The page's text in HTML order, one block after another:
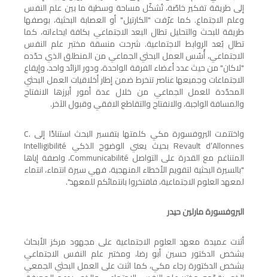
إلى طريقة تفكير خاصّة، تُشكّل مساحة وسطية ما بين علم النفس
وعلم الاجتماع. كما عرّفت "الكارتيل" أو العصابة البحثية، بوصفها
طريقة للبحث والتحليل تطال البعد الاجتماعي بكافة ايحاءاته، كما
تطال بُعد الروابط الاجتماعية. شرحت منسقة مختبر علم النفس
الاجتماعي، أُسُس العمل البحثي الجماعي من المنطلق الذي حدّده
"لاكان" من حيث عدد أعضاء الفرقة الواحدة، ودور الزائد واحد، وإيقاع
الاجتماعات وجميعها عناصر تنخرط ضمن إطار أخلاقيات العمل البحثي
المحدّدة للعمل الجماعي من خلال عدة أمور أبرزها الانفتاح
والمسافة الواجبة، والانفتاح والتقاطع الافقي وقبول الآخر.
واختتمت البروفسورة مكي كلمتها بتفسير البحث استنادًا إلى C.
Revault d’Allonnes بحيث يعني الوضوح الذكي Intelligibilité
المتناغم مع القدرة على التواصل Communicabilité، واصفة إياها
"بالسيرة البحثية لتقويم الأخطاء المنهجية، فهي سيرة انتماء، انتماء
لمعهد العلوم الاجتماعية، فافتخروا بانتمائكم للمعهد".
البروفسورة مارلين حيدر
أثنت عميدة معهد العلوم الاجتماعية على مجهود مركز الأبحاث
بشخص الدكتور حسين أبو رضا، ومختبر علم النفس الاجتماعي
بشخص الدكتورة رجاء مكي، كما اثنت على العمل البحثي الجمعي